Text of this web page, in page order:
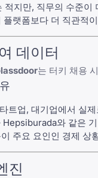
지만, 직무의 수준이
플랫폼보다 더 직관적
데이터
는 터키 채용
트업, 대기업에서 실
와 같은
주요 요인인 경제
진